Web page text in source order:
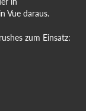
Vue daraus.
zum Einsatz: